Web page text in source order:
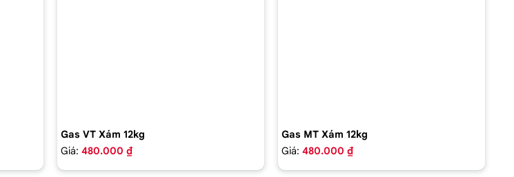
Gas VT Xám 12kg
Giá: 480.000 ₫
Gas MT Xám 12kg
Giá: 480.000 ₫